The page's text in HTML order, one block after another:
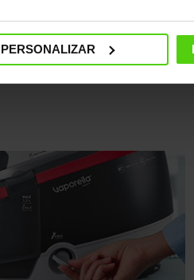
PERSONALIZAR
Next es posible llenar
gran capacidad con 1,3 L
grifo en cualquier